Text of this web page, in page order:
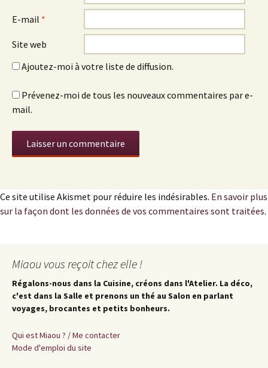
E-mail *
Site web
Ajoutez-moi à votre liste de diffusion.
Prévenez-moi de tous les nouveaux commentaires par e-
mail.
Ce site utilise Akismet pour réduire les indésirables. En savoir plus
sur la façon dont les données de vos commentaires sont traitées.
Miaou vous reçoit chez elle !
Régalons-nous dans la Cuisine, créons dans l'Atelier. La déco,
c'est dans la Salle et prenons un thé au Salon en parlant
voyages, brocantes et petits bonheurs.
Qui est Miaou ? / Me contacter
Mode d'emploi du site